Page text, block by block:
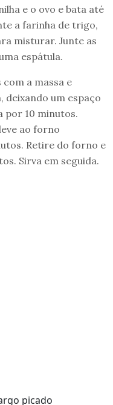
e o ovo e bata até
a farinha de trigo,
misturar. Junte as
espátula.
com a massa e
deixando um espaço
por 10 minutos.
ao forno
Retire do forno e
Sirva em seguida.
picado